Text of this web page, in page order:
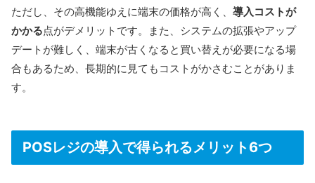
ただし、その高機能ゆえに端末の価格が高く、 導入コストが
かかる点がデメリットです。また、システムの拡張やアップ
デートが難しく、端末が古くなると買い替えが必要になる場
合もあるため、長期的に見てもコストがかさむことがありま
す。
POSレジの導入で得られるメリット6つ